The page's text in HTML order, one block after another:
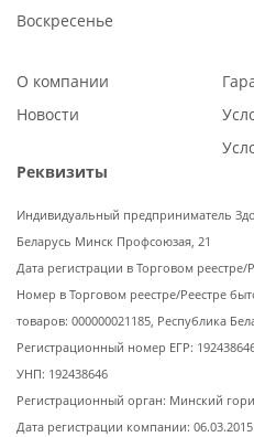
Воскресенье
О компании
Новости
Реквизиты
Индивидуальный предприниматель
Беларусь Минск Профсоюзая, 21
Дата регистрации в Торговом реестре/
Номер в Торговом реестре/Реестре
товаров: 000000021185, Республика
Регистрационный номер ЕГР:
УНП: 192438646
Регистрационный орган: Минский
Дата регистрации компании: 06.03.2015